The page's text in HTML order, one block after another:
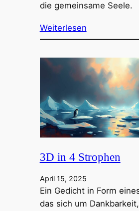
die gemeinsame Seele.
Weiterlesen
3D in 4 Strophen
April 15, 2025
Ein Gedicht in Form
das sich um